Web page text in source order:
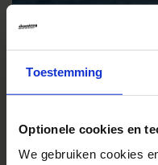
Toestemming
Optionele cookies en
We gebruiken cookies